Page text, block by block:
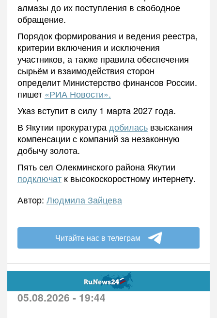
алмазы до их поступления в свободное
обращение.
Порядок формирования и ведения реестра,
критерии включения и исключения
участников, а также правила обеспечения
сырьём и взаимодействия сторон
определит Министерство финансов России.
пишет «РИА Новости».
Указ вступит в силу 1 марта 2027 года.
В Якутии прокуратура добиласьвзыскания
компенсации с компаний за незаконную
добычу золота.
Пять сел Олекминского района Якутии
подключатк высокоскоростному интернету.
Автор: Людмила Зайцева
Читайте нас в телеграм
05.08.2026 - 19:44